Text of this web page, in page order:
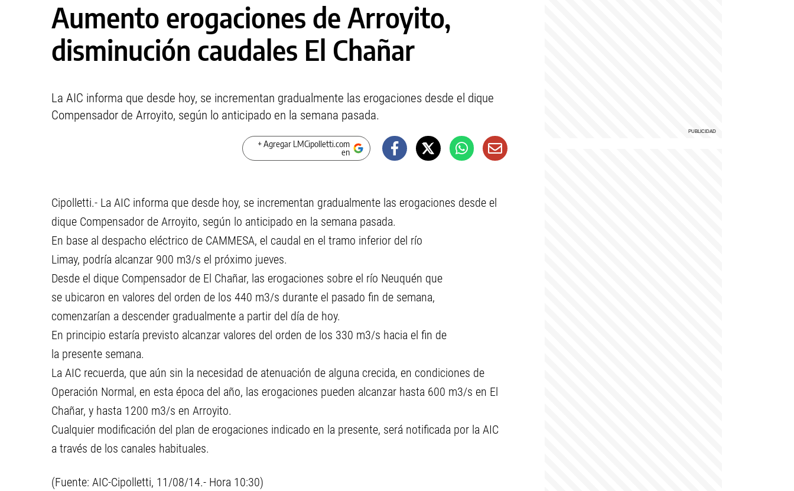
Aumento erogaciones de Arroyito,
disminución caudales El Chañar
La AIC informa que desde hoy, se incrementan gradualmente las erogaciones desde el dique
Compensador de Arroyito, según lo anticipado en la semana pasada.
+ Agregar LMCipolletti.com
en
Cipolletti.- La AIC informa que desde hoy, se incrementan gradualmente las erogaciones desde el
dique Compensador de Arroyito, según lo anticipado en la semana pasada.
En base al despacho eléctrico de CAMMESA, el caudal en el tramo inferior del río
Limay, podría alcanzar 900 m3/s el próximo jueves.
Desde el dique Compensador de El Chañar, las erogaciones sobre el río Neuquén que
se ubicaron en valores del orden de los 440 m3/s durante el pasado fin de semana,
comenzarían a descender gradualmente a partir del día de hoy.
En principio estaría previsto alcanzar valores del orden de los 330 m3/s hacia el fin de
la presente semana.
La AIC recuerda, que aún sin la necesidad de atenuación de alguna crecida, en condiciones de
Operación Normal, en esta época del año, las erogaciones pueden alcanzar hasta 600 m3/s en El
Chañar, y hasta 1200 m3/s en Arroyito.
Cualquier modificación del plan de erogaciones indicado en la presente, será notificada por la AIC
a través de los canales habituales.
(Fuente: AIC-Cipolletti, 11/08/14.- Hora 10:30)